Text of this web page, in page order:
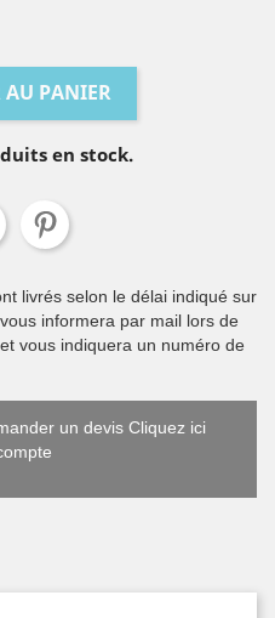
AU PANIER
en stock.
livrés selon le délai indiqué sur
informera par mail lors de
vous indiquera un numéro de
un devis Cliquez ici